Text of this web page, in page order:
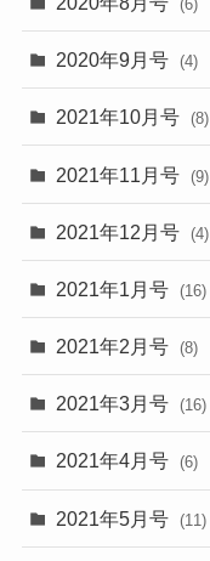
(6)
2020年9月号 (4)
2021年10月号 (8)
2021年11月号 (9)
2021年12月号 (4)
2021年1月号 (16)
2021年2月号 (8)
2021年3月号 (16)
2021年4月号 (6)
2021年5月号 (11)